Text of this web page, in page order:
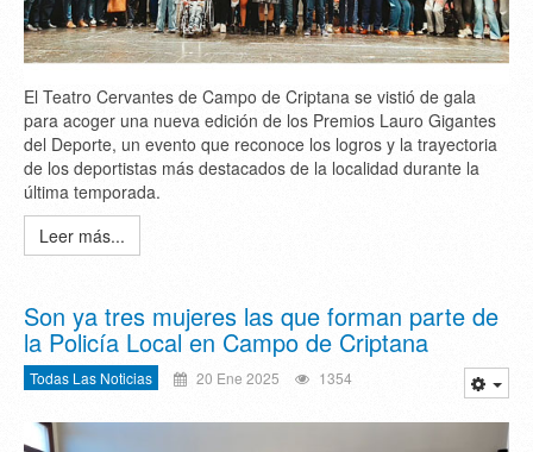
El Teatro Cervantes de Campo de Criptana se vistió de gala
para acoger una nueva edición de los Premios Lauro Gigantes
del Deporte, un evento que reconoce los logros y la trayectoria
de los deportistas más destacados de la localidad durante la
última temporada.
Leer más...
Son ya tres mujeres las que forman parte de
la Policía Local en Campo de Criptana
Todas Las Noticias 20 Ene 2025 1354